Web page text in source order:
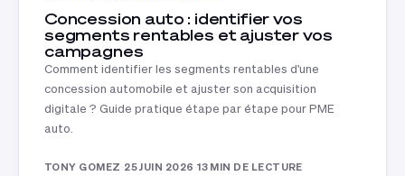
Concession auto : identifier vos
segments rentables et ajuster vos
campagnes
Comment identifier les segments rentables d'une
concession automobile et ajuster son acquisition
digitale ? Guide pratique étape par étape pour PME
auto.
TONY GOMEZ ·25 JUIN 2026 ·13 MIN DE LECTURE